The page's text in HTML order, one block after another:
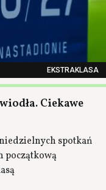
EKSTRAKLASA
Ciekawe
spotkań
początkową